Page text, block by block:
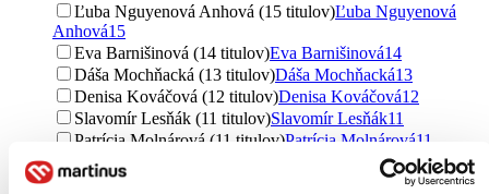
Ľuba Nguyenová Anhová (15 titulov)Ľuba Nguyenová
Anhová15
Eva Barnišinová (14 titulov)Eva Barnišinová14
Dáša Mochňacká (13 titulov)Dáša Mochňacká13
Denisa Kováčová (12 titulov)Denisa Kováčová12
Slavomír Lesňák (11 titulov)Slavomír Lesňák11
Patrícia Molnárová (11 titulov)Patrícia Molnárová11
Jana Olžbutová (10 titulov)
10
Eva Trojčáková (10 titulov)
10